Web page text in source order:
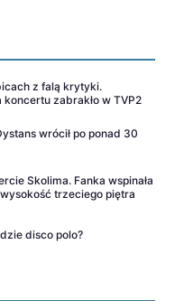
z falą krytyki.
zabrakło w TVP2
wrócił po ponad 30
Skolima. Fanka wspinała
trzeciego piętra
disco polo?